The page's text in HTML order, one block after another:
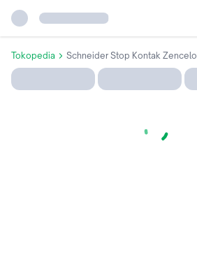
Tokopedia Schneider Stop Kontak Zencelo